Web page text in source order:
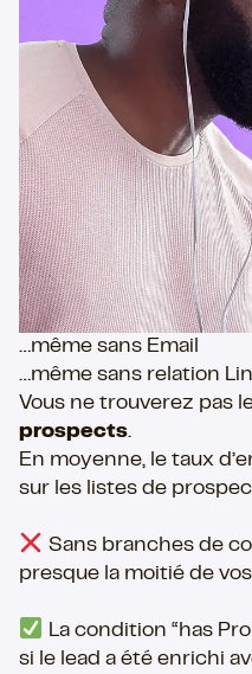
…même sans Email
…même sans relation
Vous ne trouverez pas
prospects.
En moyenne, le taux
sur les listes de
Sans branches de
presque la moitié de
La condition “has
si le lead a été enrichi